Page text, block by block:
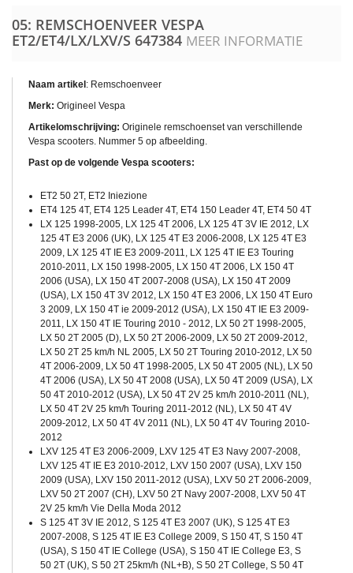
05: REMSCHOENVEER VESPA
ET2/ET4/LX/LXV/S 647384 MEER INFORMATIE
Naam artikel : Remschoenveer
Merk: Origineel Vespa
Artikelomschrijving: Originele remschoenset van verschillende
Vespa scooters. Nummer 5 op afbeelding.
Past op de volgende Vespa scooters:
ET2 50 2T, ET2 Iniezione
ET4 125 4T, ET4 125 Leader 4T, ET4 150 Leader 4T, ET4 50 4T
LX 125 1998-2005, LX 125 4T 2006, LX 125 4T 3V IE 2012, LX
125 4T E3 2006 (UK), LX 125 4T E3 2006-2008, LX 125 4T E3
2009, LX 125 4T IE E3 2009-2011, LX 125 4T IE E3 Touring
2010-2011, LX 150 1998-2005, LX 150 4T 2006, LX 150 4T
2006 (USA), LX 150 4T 2007-2008 (USA), LX 150 4T 2009
(USA), LX 150 4T 3V 2012, LX 150 4T E3 2006, LX 150 4T Euro
3 2009, LX 150 4T ie 2009-2012 (USA), LX 150 4T IE E3 2009-
2011, LX 150 4T IE Touring 2010 - 2012, LX 50 2T 1998-2005,
LX 50 2T 2005 (D), LX 50 2T 2006-2009, LX 50 2T 2009-2012,
LX 50 2T 25 km/h NL 2005, LX 50 2T Touring 2010-2012, LX 50
4T 2006-2009, LX 50 4T 1998-2005, LX 50 4T 2005 (NL), LX 50
4T 2006 (USA), LX 50 4T 2008 (USA), LX 50 4T 2009 (USA), LX
50 4T 2010-2012 (USA), LX 50 4T 2V 25 km/h 2010-2011 (NL),
LX 50 4T 2V 25 km/h Touring 2011-2012 (NL), LX 50 4T 4V
2009-2012, LX 50 4T 4V 2011 (NL), LX 50 4T 4V Touring 2010-
2012
LXV 125 4T E3 2006-2009, LXV 125 4T E3 Navy 2007-2008,
LXV 125 4T IE E3 2010-2012, LXV 150 2007 (USA), LXV 150
2009 (USA), LXV 150 2011-2012 (USA), LXV 50 2T 2006-2009,
LXV 50 2T 2007 (CH), LXV 50 2T Navy 2007-2008, LXV 50 4T
2V 25 km/h Vie Della Moda 2012
S 125 4T 3V IE 2012, S 125 4T E3 2007 (UK), S 125 4T E3
2007-2008, S 125 4T IE E3 College 2009, S 150 4T, S 150 4T
(USA), S 150 4T IE College (USA), S 150 4T IE College E3, S
50 2T (UK), S 50 2T 25km/h (NL+B), S 50 2T College, S 50 4T